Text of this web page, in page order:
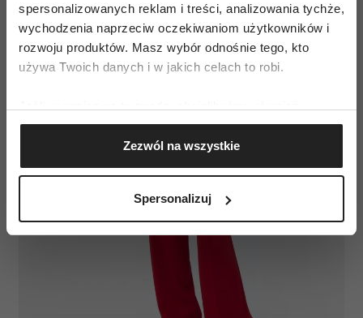
spersonalizowanych reklam i treści, analizowania tychże,
wychodzenia naprzeciw oczekiwaniom użytkowników i
rozwoju produktów. Masz wybór odnośnie tego, kto
używa Twoich danych i w jakich celach to robi.
Gromadzić dane dotyczące Twojej lokalizacji
geograficznej z dokładnością nawet do kilku metrów
Identyfikować Twoje urządzenie, aktywnie
(fingerprinting, czyli wirtualny odcisk palca)
dane są przetwarzane oraz ustaw własne preferencje w
. W Deklaracji plików cookie możesz
zmienić lub wycofać swoją zgodę w dowolnej chwili.
Zezwól na wszystkie
Spersonalizuj